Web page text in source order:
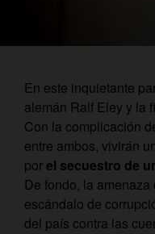
En este inquietante
alemán Ralf Eley y la
Con la complicación
entre ambos, vivirán
porel secuestro de
De fondo, la
escándalo de
del país contra las